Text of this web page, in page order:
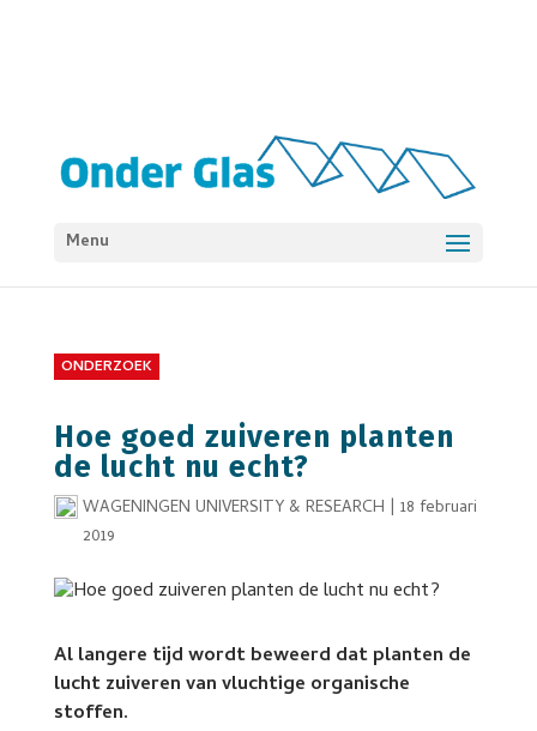
Menu
ONDERZOEK
Hoe goed zuiveren planten
de lucht nu echt?
WAGENINGEN UNIVERSITY & RESEARCH | 18 februari
2019
Al langere tijd wordt beweerd dat planten de
lucht zuiveren van vluchtige organische
stoffen.